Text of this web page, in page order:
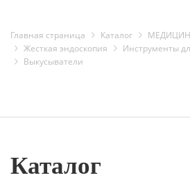
Главная страница Каталог
Жесткая эндоскопия
Инструменты
Выкусыватели
Каталог